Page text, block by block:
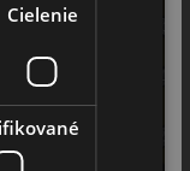
Cielenie